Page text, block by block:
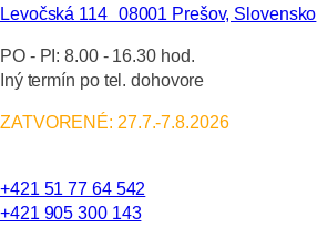
Levočská 114 08001 Prešov, Slovensko
PO - PI: 8.00 - 16.30 hod.
Iný termín po tel. dohovore
ZATVORENÉ: 27.7.-7.8.2026
+421 51 77 64 542
+421 905 300 143